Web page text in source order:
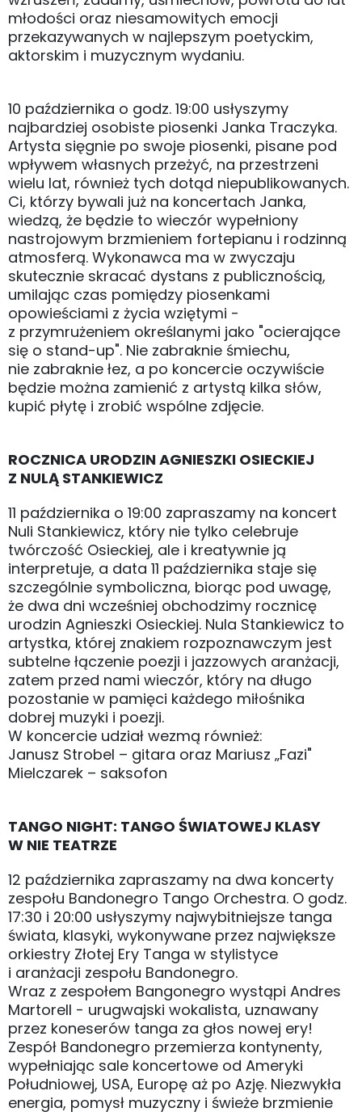
młodości oraz niesamowitych emocji
przekazywanych w najlepszym poetyckim,
aktorskim i muzycznym wydaniu.
10 października o godz. 19:00 usłyszymy
najbardziej osobiste piosenki Janka Traczyka.
Artysta sięgnie po swoje piosenki, pisane pod
wpływem własnych przeżyć, na przestrzeni
wielu lat, również tych dotąd niepublikowanych.
Ci, którzy bywali już na koncertach Janka,
wiedzą, że będzie to wieczór wypełniony
nastrojowym brzmieniem fortepianu i rodzinną
atmosferą. Wykonawca ma w zwyczaju
skutecznie skracać dystans z publicznością,
umilając czas pomiędzy piosenkami
opowieściami z życia wziętymi -
z przymrużeniem określanymi jako "ocierające
się o stand-up". Nie zabraknie śmiechu,
nie zabraknie łez, a po koncercie oczywiście
będzie można zamienić z artystą kilka słów,
kupić płytę i zrobić wspólne zdjęcie.
ROCZNICA URODZIN AGNIESZKI OSIECKIEJ
Z NULĄ STANKIEWICZ
11 października o 19:00 zapraszamy na koncert
Nuli Stankiewicz, który nie tylko celebruje
twórczość Osieckiej, ale i kreatywnie ją
interpretuje, a data 11 października staje się
szczególnie symboliczna, biorąc pod uwagę,
że dwa dni wcześniej obchodzimy rocznicę
urodzin Agnieszki Osieckiej. Nula Stankiewicz to
artystka, której znakiem rozpoznawczym jest
subtelne łączenie poezji i jazzowych aranżacji,
zatem przed nami wieczór, który na długo
pozostanie w pamięci każdego miłośnika
dobrej muzyki i poezji.
W koncercie udział wezmą również:
Janusz Strobel – gitara oraz Mariusz „Fazi"
Mielczarek – saksofon
TANGO NIGHT: TANGO ŚWIATOWEJ KLASY
W NIE TEATRZE
12 października zapraszamy na dwa koncerty
zespołu Bandonegro Tango Orchestra. O godz.
17:30 i 20:00 usłyszymy najwybitniejsze tanga
świata, klasyki, wykonywane przez największe
orkiestry Złotej Ery Tanga w stylistyce
i aranżacji zespołu Bandonegro.
Wraz z zespołem Bangonegro wystąpi Andres
Martorell - urugwajski wokalista, uznawany
przez koneserów tanga za głos nowej ery!
Zespół Bandonegro przemierza kontynenty,
wypełniając sale koncertowe od Ameryki
Południowej, USA, Europę aż po Azję. Niezwykła
energia, pomysł muzyczny i świeże brzmienie